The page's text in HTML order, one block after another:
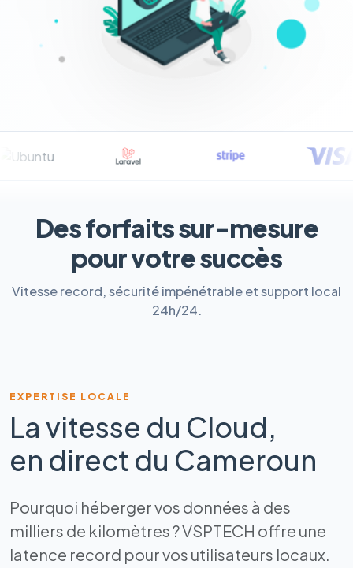
Des forfaits sur-mesure
pour votre succès
Vitesse record, sécurité impénétrable et support local
24h/24.
EXPERTISE LOCALE
La vitesse du Cloud,
en direct du Cameroun
Pourquoi héberger vos données à des
milliers de kilomètres ? VSPTECH offre une
latence record pour vos utilisateurs locaux.